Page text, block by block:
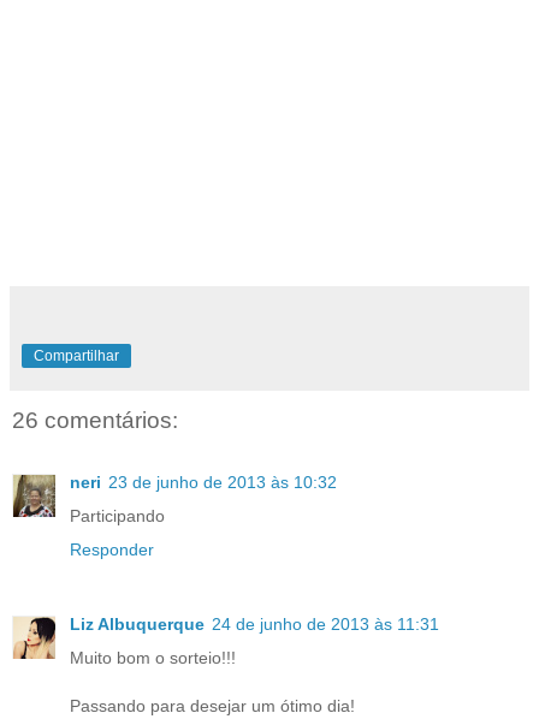
Compartilhar
26 comentários:
neri 23 de junho de 2013 às 10:32
Participando
Responder
Liz Albuquerque 24 de junho de 2013 às 11:31
Muito bom o sorteio!!!
Passando para desejar um ótimo dia!